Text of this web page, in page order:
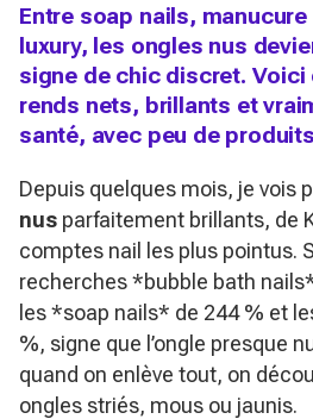
Entre soap nails,
luxury, les ongles nus
signe de chic discret. Voici
rends nets, brillants et
santé, avec peu de
Depuis quelques mois, je vois
nus parfaitement brillants, de
comptes nail les plus pointus.
recherches *bubble bath
les *soap nails* de 244 % et
%, signe que l’ongle presque
quand on enlève tout, on
ongles striés, mous ou jaunis.